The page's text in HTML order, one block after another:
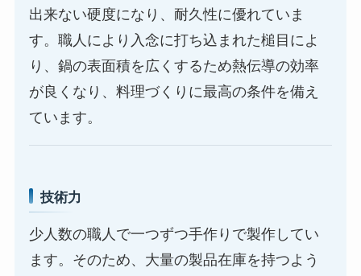
出来ない硬度になり、耐久性に優れていま
す。職人により入念に打ち込まれた槌目によ
り、鍋の表面積を広くするため熱伝導の効率
が良くなり、料理づくりに最高の条件を備え
ています。
技術力
少人数の職人で一つずつ手作りで製作してい
ます。そのため、大量の製品在庫を持つよう